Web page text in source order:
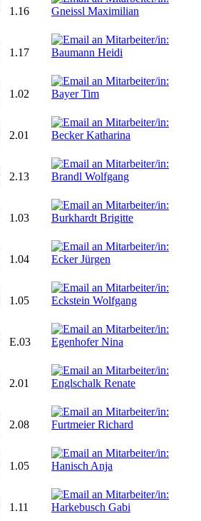
1.16
1.17
1.02
2.01
2.13
1.03
1.04
1.05
E.03
2.01
2.08
1.05
1.11